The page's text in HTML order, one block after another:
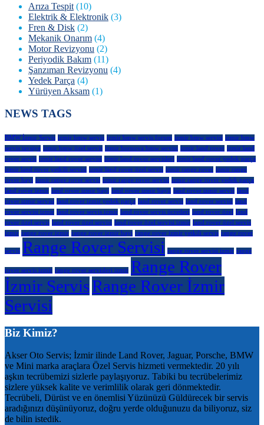
Arıza Tespit (10)
Elektrik & Elektronik (3)
Fren & Disk (2)
Mekanik Onarım (4)
Motor Revizyonu (2)
Periyodik Bakım (11)
Şanzıman Revizyonu (4)
Yedek Parça (4)
Yürüyen Aksam (1)
NEWS TAGS
BMW İzmir Servis izmir bmw servis izmir bmw servis forum izmir bmw servisi izmir bmw
servis tavsiye izmir bmw özel servis izmir bornova bmw servisi izmir land rover izmir land
rover servis izmir land rover servisi izmir land rover servisleri izmir land rover yedek parça
izmir land rover yetkili servisi izmir land rover özel servis izmir range rover izmir range
rover bayi izmir range rover servis izmir range rover servisi izmir range rover yedek parça
land rover izmir land rover izmir bayi land rover izmir bayii land rover izmir servis land
rover izmir servisi land rover izmir yedek parça land rover servis land rover servisi land
rover servisi izmir land rover servis izmir land rover servis ücretleri land rover özel land
rover özel servis land rover özel servisi land rover özel servisi izmir land rover özel servis
izmir range rover izmir range rover izmir bayi range rover izmir yetkili servis range rover
servis Range Rover Servisi range rover servisi izmir range
rover servis izmir range rover servisleri izmir Range Rover
İzmir ServisRange Rover İzmir
Servisi
Biz Kimiz?
Akser Oto Servis; İzmir ilinde Land Rover, Jaguar, Porsche, BMW
ve Mini marka araçlara Özel Servis hizmeti vermektedir. 20 yılı
aşkın tecrübemizi sizlerle paylaşıyoruz. Tabiki bu tecrübelerimiz
sizlere yüksek kalite ve verimlilik olarak geri dönmektedir.
Tecrübeli, Dürüst ve en önemlisi Yüzünüzü Güldürecek bir servis
aradığınızı düşünüyoruz, doğru yerde olduğunuzu da biliyoruz, siz
de bilin istedik.